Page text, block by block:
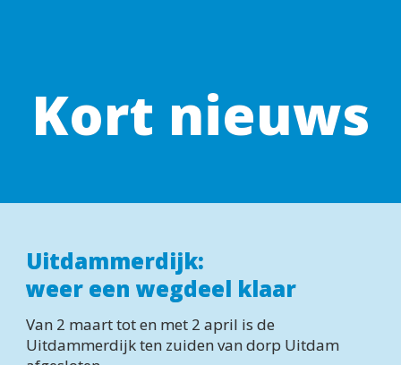
Kort nieuws
Uitdammerdijk:
weer een wegdeel klaar
Van 2 maart tot en met 2 april is de
Uitdammerdijk ten zuiden van dorp Uitdam